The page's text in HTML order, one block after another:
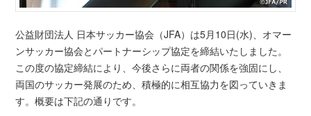
公益財団法人 日本サッカー協会（JFA）は5月10日(水)、オマー
ンサッカー協会とパートナーシップ協定を締結いたしました。
この度の協定締結により、今後さらに両者の関係を強固にし、
両国のサッカー発展のため、積極的に相互協力を図っていきま
す。概要は下記の通りです。